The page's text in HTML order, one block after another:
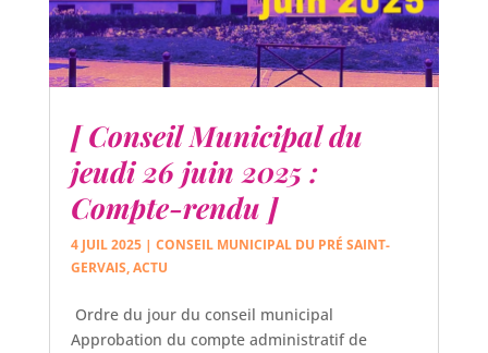
[ Conseil Municipal du
jeudi 26 juin 2025 :
Compte-rendu ]
4 JUIL 2025| CONSEIL MUNICIPAL DU PRÉ SAINT-
GERVAIS,ACTU
Ordre du jour du conseil municipal
Approbation du compte administratif de